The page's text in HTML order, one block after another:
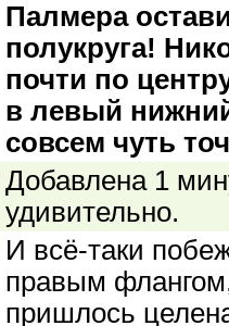
Палмера
полукруга!
почти по
в левый
совсем чуть
Добавлена 1
удивительно.
И всё-таки
правым
пришлось